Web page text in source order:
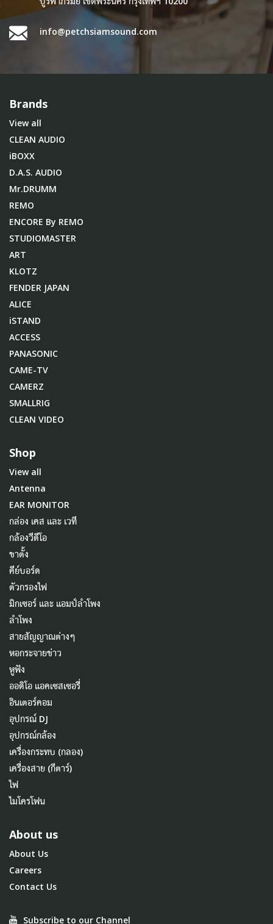
info@petchsiamsound.com
Brands
View all
CLEAN AUDIO
iBOXX
D.A.S. AUDIO
Mr.DRUMM
REMO
ENCORE By REMO
STUDIOMASTER
ART
KLOTZ
FENDER JAPAN
ALICE
iSTAND
ACCESS
PANASONIC
CAME-TV
CAMERZ
SMALLRIG
CLEAN VIDEO
Shop
View all
Antenna
EAR MONITOR
กล่อง เคส และ เวที
กล้องวีดีโอ
ขาตั้ง
คีย์บอร์ด
ตัวกรองไฟ
มิกเซอร์ และ แอมป์ลำโพง
ลำโพง
สายสัญญาณต่างๆ
หอกระจายข่าว
หูฟัง
ออดิโอ แอคเซสเซอรี่
อินเตอร์คอม
อุปกรณ์ DJ
อุปกรณ์กล้อง
เครื่องกระทบ (กลอง)
เครื่องสาย (กีตาร์)
ไฟ
ไมโครโฟน
About us
About Us
Careers
Contact Us
Subscribe to our Channel